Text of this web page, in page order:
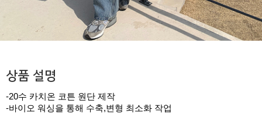
상품 설명
-20수 카치온 코튼 원단 제작
-바이오 워싱을 통해 수축,변형 최소화 작업